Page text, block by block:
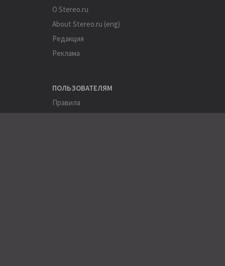
О Stereo.ru
About Stereo.ru (eng)
Редакция
Реклама
ПОЛЬЗОВАТЕЛЯМ
Правила